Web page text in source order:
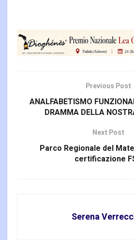
Previous Post
ANALFABETISMO
DRAMMA DELLA
Next Post
Parco Regionale del
certificazione
Serena